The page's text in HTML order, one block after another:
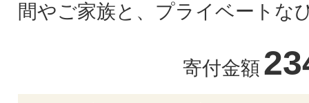
間やご家族と、プライベートな
寄付金額